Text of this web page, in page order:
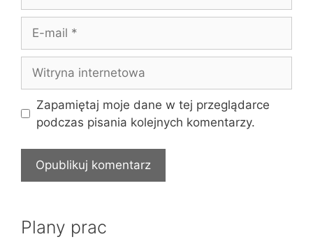
mail
internetowa
Zapamiętaj moje dane w tej przeglądarce
podczas pisania kolejnych komentarzy.
Plany prac